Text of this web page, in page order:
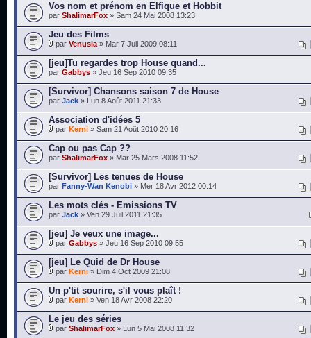
Vos nom et prénom en Elfique et Hobbit
par ShalimarFox » Sam 24 Mai 2008 13:23
Jeu des Films
par Venusia » Mar 7 Juil 2009 08:11
[jeu]Tu regardes trop House quand...
par Gabbys » Jeu 16 Sep 2010 09:35
[Survivor] Chansons saison 7 de House
par Jack » Lun 8 Août 2011 21:33
Association d'idées 5
par Kerni » Sam 21 Août 2010 20:16
Cap ou pas Cap ??
par ShalimarFox » Mar 25 Mars 2008 11:52
[Survivor] Les tenues de House
par Fanny-Wan Kenobi » Mer 18 Avr 2012 00:14
Les mots clés - Emissions TV
par Jack » Ven 29 Juil 2011 21:35
[jeu] Je veux une image...
par Gabbys » Jeu 16 Sep 2010 09:55
[jeu] Le Quid de Dr House
par Kerni » Dim 4 Oct 2009 21:08
Un p'tit sourire, s'il vous plaît !
par Kerni » Ven 18 Avr 2008 22:20
Le jeu des séries
par ShalimarFox » Lun 5 Mai 2008 11:32